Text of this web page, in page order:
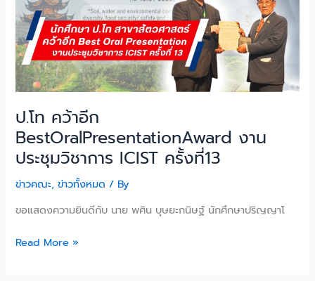
ป.โท คว้าอีก
BestOralPresentationAward งาน
ประชุมวิชาการ ICIST ครั้งที่13
ข่าวคณะ,ข่าวทั้งหมด / By
ขอแสดงความยินดีกับ นาย พศิน บุษยะกนิษฐ์ นักศึกษาปริญญาโ
BestOralPresentationAward
งาน
ประชุม
วิชาการ
ICIST
ครั้ง
ที่13
Read More »